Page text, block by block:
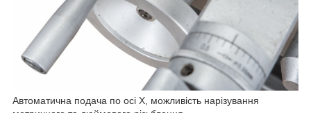
Автоматична подача по осі X, можливість нарізування